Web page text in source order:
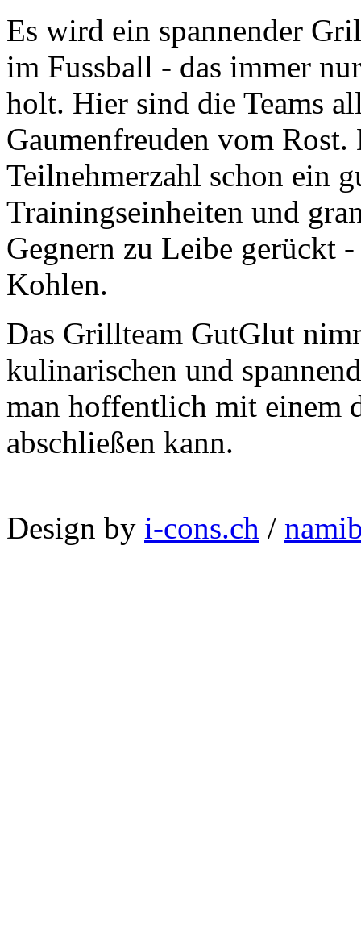
Es wird ein spannender
im Fussball - das immer
holt. Hier sind die Teams
Gaumenfreuden vom
Teilnehmerzahl schon ein
Trainingseinheiten und
Gegnern zu Leibe gerückt
Kohlen.
Das Grillteam GutGlut
kulinarischen und
man hoffentlich mit einem
abschließen kann.
Design by i-cons.ch /